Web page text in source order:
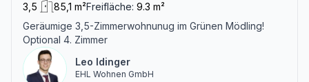
3,5 85,1 m²Freifläche: 9.3 m²
Geräumige 3,5-Zimmerwohnunug im Grünen Mödling!
Optional 4. Zimmer
Leo Idinger
EHL Wohnen GmbH